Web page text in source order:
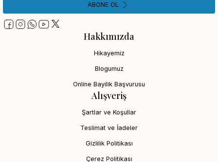
Hakkımızda
Hikayemiz
Blogumuz
Online Bayilik Başvurusu
Alışveriş
Şartlar ve Koşullar
Teslimat ve İadeler
Gizlilik Politikası
Çerez Politikası
ABONE OL